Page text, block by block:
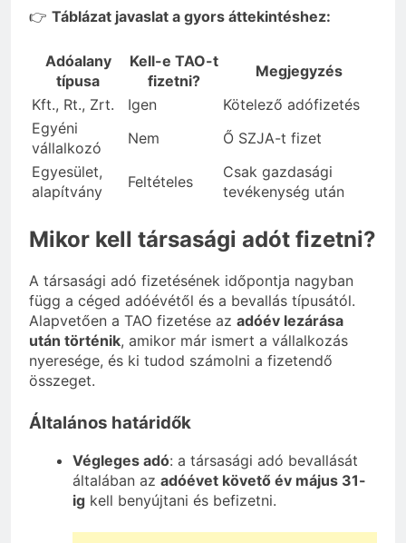
👉 Táblázat javaslat a gyors áttekintéshez:
Adóalany
típusa
Kell-e TAO-t
fizetni?
Megjegyzés
Kft., Rt., Zrt.
Igen
Kötelező adófizetés
Egyéni
vállalkozó
Nem
Ő SZJA-t fizet
Egyesület,
alapítvány
Feltételes
Csak gazdasági
tevékenység után
Mikor kell társasági adót fizetni?
A társasági adó fizetésének időpontja nagyban
függ a céged adóévétől és a bevallás típusától.
Alapvetően a TAO fizetése az adóév lezárása
után történik, amikor már ismert a vállalkozás
nyeresége, és ki tudod számolni a fizetendő
összeget.
Általános határidők
Végleges adó: a társasági adó bevallását
általában az adóévet követő év május 31-
ig kell benyújtani és befizetni.